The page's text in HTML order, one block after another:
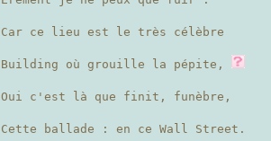
Car ce lieu est le très célèbre
Building où grouille la pépite,
Oui c'est là que finit, funèbre,
Cette ballade : en ce Wall Street.